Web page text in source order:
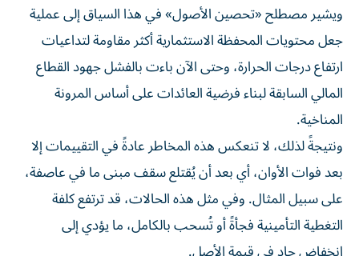
ويشير مصطلح «تحصين الأصول» في هذا السياق إلى عملية
جعل محتويات المحفظة الاستثمارية أكثر مقاومة لتداعيات
ارتفاع درجات الحرارة، وحتى الآن باءت بالفشل جهود القطاع
المالي السابقة لبناء فرضية العائدات على أساس المرونة
المناخية.
ونتيجةً لذلك، لا تنعكس هذه المخاطر عادةً في التقييمات إلا
بعد فوات الأوان، أي بعد أن يُقتلع سقف مبنى ما في عاصفة،
على سبيل المثال. وفي مثل هذه الحالات، قد ترتفع كلفة
التغطية التأمينية فجأةً أو تُسحب بالكامل، ما يؤدي إلى